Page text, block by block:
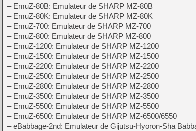
– EmuZ-80B: Emulateur de SHARP MZ-80B
– EmuZ-80K: Emulateur de SHARP MZ-80K
– EmuZ-700: Emulateur de SHARP MZ-700
– EmuZ-800: Emulateur de SHARP MZ-800
– EmuZ-1200: Emulateur de SHARP MZ-1200
– EmuZ-1500: Emulateur de SHARP MZ-1500
– EmuZ-2200: Emulateur de SHARP MZ-2200
– EmuZ-2500: Emulateur de SHARP MZ-2500
– EmuZ-2800: Emulateur de SHARP MZ-2800
– EmuZ-3500: Emulateur de SHARP MZ-3500
– EmuZ-5500: Emulateur de SHARP MZ-5500
– EmuZ-6500: Emulateur de SHARP MZ-6500/6550
– eBabbage-2nd: Emulateur de Gijutsu-Hyoron-Sha